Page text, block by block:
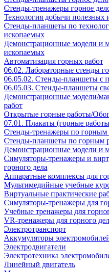
Стенды-тренажеры горное
Технология добычи полезных
Стенды-планшеты по
ископаемых
Демонстрационные модели и
ископаемых
Автоматизация горных работ
06.02. Лабораторные стенды
06.05.02. Стенды-планшеты с
06.05.03. Стенды-планшеты
Демонстрационные модели/
работ
Открытые горные работы/
07.01. Плакаты (горные
Стенды-тренажеры по горным
Стенды-планшеты по горным
Демонстрационные модели и
Симуляторы-тренажеры и
горного дела
Аппаратные комплексы для
Мультимедийные учебные
Виртуальные практические
Симуляторы-тренажеры для
Учебные тренажеры для
VR-тренажеры для горного
Электротранспорт
Аккумуляторы
Электродвигатели
Электротехника
Линейный двигатель